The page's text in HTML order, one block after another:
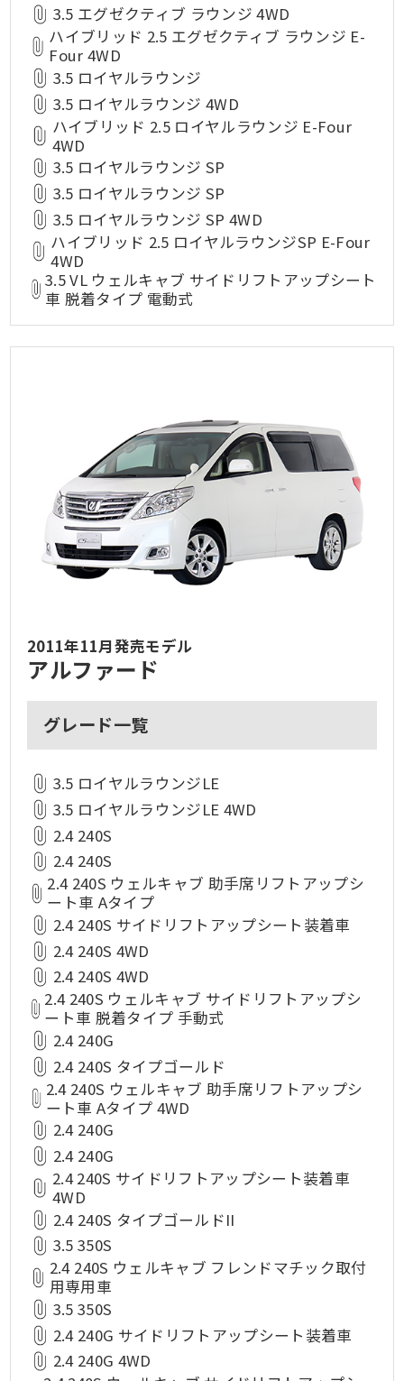
3.5 エグゼクティブ ラウンジ 4WD
ハイブリッド 2.5 エグゼクティブ ラウンジ E-
Four 4WD
3.5 ロイヤルラウンジ
3.5 ロイヤルラウンジ 4WD
ハイブリッド 2.5 ロイヤルラウンジ E-Four
4WD
3.5 ロイヤルラウンジ SP
3.5 ロイヤルラウンジ SP
3.5 ロイヤルラウンジ SP 4WD
ハイブリッド 2.5 ロイヤルラウンジSP E-Four
4WD
3.5 VL ウェルキャブ サイドリフトアップシート
車 脱着タイプ 電動式
2011年11月発売モデル
アルファード
グレード一覧
3.5 ロイヤルラウンジLE
3.5 ロイヤルラウンジLE 4WD
2.4 240S
2.4 240S
2.4 240S ウェルキャブ 助手席リフトアップシ
ート車 Aタイプ
2.4 240S サイドリフトアップシート装着車
2.4 240S 4WD
2.4 240S 4WD
2.4 240S ウェルキャブ サイドリフトアップシ
ート車 脱着タイプ 手動式
2.4 240G
2.4 240S タイプゴールド
2.4 240S ウェルキャブ 助手席リフトアップシ
ート車 Aタイプ 4WD
2.4 240G
2.4 240G
2.4 240S サイドリフトアップシート装着車
4WD
2.4 240S タイプゴールドII
3.5 350S
2.4 240S ウェルキャブ フレンドマチック取付
用専用車
3.5 350S
2.4 240G サイドリフトアップシート装着車
2.4 240G 4WD